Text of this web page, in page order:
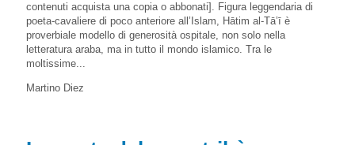
contenuti acquista una copia o abbonati]. Figura leggendaria di
poeta-cavaliere di poco anteriore all’Islam, Hātim al-Tā’ī è
proverbiale modello di generosità ospitale, non solo nella
letteratura araba, ma in tutto il mondo islamico. Tra le
moltissime...
Martino Diez